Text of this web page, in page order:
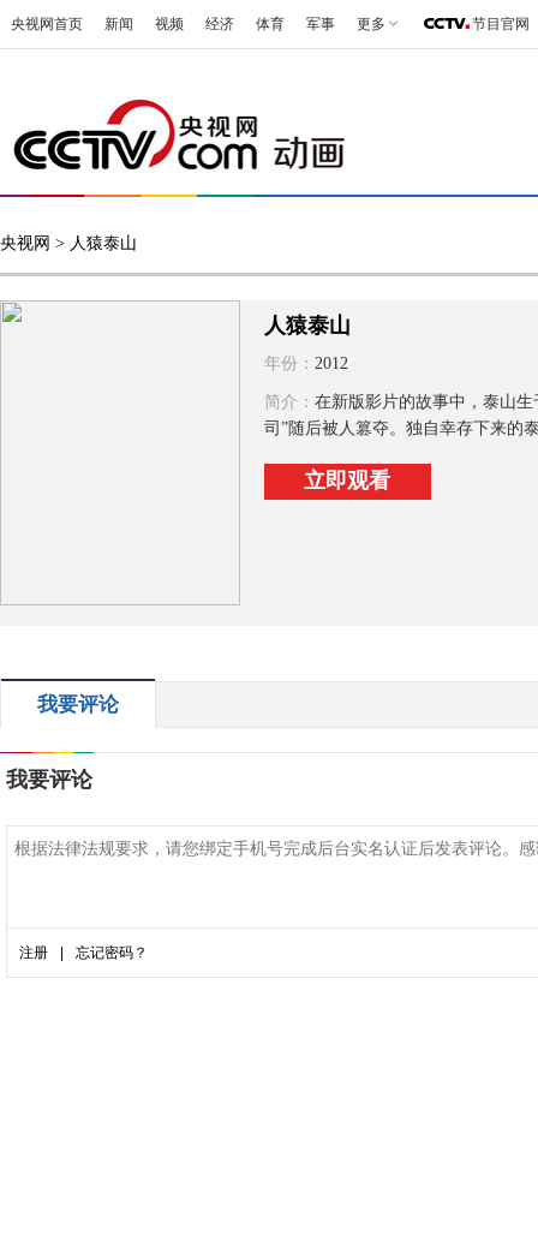
央视网首页 新闻 视频 经济 体育 军事 更多 节目官网
央视网 > 人猿泰山
人猿泰山
年份： 2012
简介： 在新版影片的故事中，泰山
司”随后被人篡夺。独自幸存下来的
立即观看
我要评论
我要评论
注册 忘记密码？